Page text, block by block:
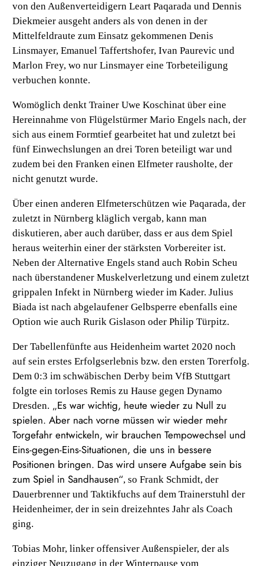
von den Außenverteidigern Leart Paqarada und Dennis
Diekmeier ausgeht anders als von denen in der
Mittelfeldraute zum Einsatz gekommenen Denis
Linsmayer, Emanuel Taffertshofer, Ivan Paurevic und
Marlon Frey, wo nur Linsmayer eine Torbeteiligung
verbuchen konnte.
Womöglich denkt Trainer Uwe Koschinat über eine
Hereinnahme von Flügelstürmer Mario Engels nach, der
sich aus einem Formtief gearbeitet hat und zuletzt bei
fünf Einwechslungen an drei Toren beteiligt war und
zudem bei den Franken einen Elfmeter rausholte, der
nicht genutzt wurde.
Über einen anderen Elfmeterschützen wie Paqarada, der
zuletzt in Nürnberg kläglich vergab, kann man
diskutieren, aber auch darüber, dass er aus dem Spiel
heraus weiterhin einer der stärksten Vorbereiter ist.
Neben der Alternative Engels stand auch Robin Scheu
nach überstandener Muskelverletzung und einem zuletzt
grippalen Infekt in Nürnberg wieder im Kader. Julius
Biada ist nach abgelaufener Gelbsperre ebenfalls eine
Option wie auch Rurik Gislason oder Philip Türpitz.
Der Tabellenfünfte aus Heidenheim wartet 2020 noch
auf sein erstes Erfolgserlebnis bzw. den ersten Torerfolg.
Dem 0:3 im schwäbischen Derby beim VfB Stuttgart
folgte ein torloses Remis zu Hause gegen Dynamo
Dresden. „Es war wichtig, heute wieder zu Null zu
spielen. Aber nach vorne müssen wir wieder mehr
Torgefahr entwickeln, wir brauchen Tempowechsel und
Eins-gegen-Eins-Situationen, die uns in bessere
Positionen bringen. Das wird unsere Aufgabe sein bis
zum Spiel in Sandhausen“, so Frank Schmidt, der
Dauerbrenner und Taktikfuchs auf dem Trainerstuhl der
Heidenheimer, der in sein dreizehntes Jahr als Coach
ging.
Tobias Mohr, linker offensiver Außenspieler, der als
einziger Neuzugang in der Winterpause vom